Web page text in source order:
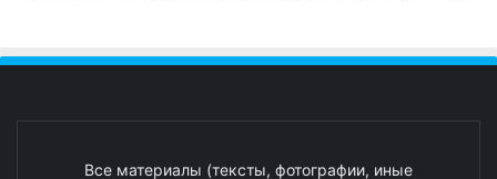
Все материалы (тексты, фотографии, иные